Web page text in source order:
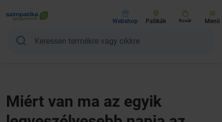
Webshop Patikák Kosár Menü
Miért van ma az egyik